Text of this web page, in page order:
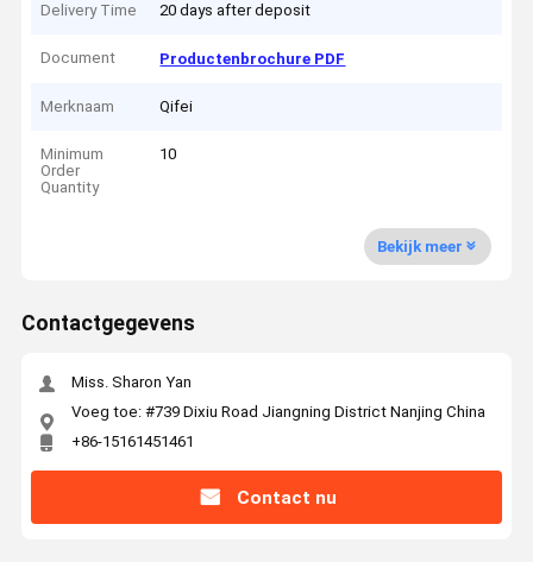
Delivery Time 20 days after deposit
Document Productenbrochure PDF
Merknaam Qifei
Minimum
Order
Quantity
10
Bekijk meer
Contactgegevens
Miss. Sharon Yan
Voeg toe: #739 Dixiu Road Jiangning District Nanjing China
+86-15161451461
Contact nu